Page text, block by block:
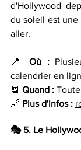
d'Hollywood
du soleil est une
aller.
📍 Où :
calendrier en
📆 Quand :
🔗 Plus d'infos :
🎭 5. Le